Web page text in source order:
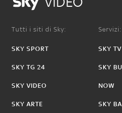
Tutti i siti di Sky:
SKY SPORT
SKY TG 24
SKY VIDEO
SKY ARTE
Servizi:
SKY TV
SKY
NOW
SKY